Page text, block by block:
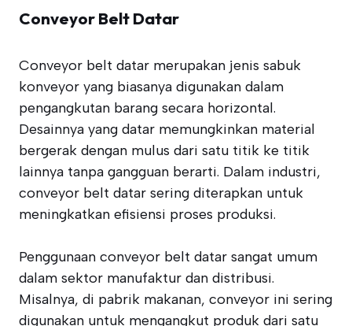
Conveyor Belt Datar
Conveyor belt datar merupakan jenis sabuk
konveyor yang biasanya digunakan dalam
pengangkutan barang secara horizontal.
Desainnya yang datar memungkinkan material
bergerak dengan mulus dari satu titik ke titik
lainnya tanpa gangguan berarti. Dalam industri,
conveyor belt datar sering diterapkan untuk
meningkatkan efisiensi proses produksi.
Penggunaan conveyor belt datar sangat umum
dalam sektor manufaktur dan distribusi.
Misalnya, di pabrik makanan, conveyor ini sering
digunakan untuk mengangkut produk dari satu